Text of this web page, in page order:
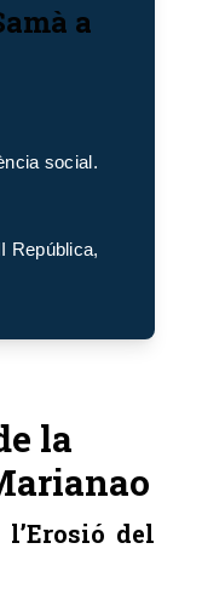
a
social.
República,
la
del